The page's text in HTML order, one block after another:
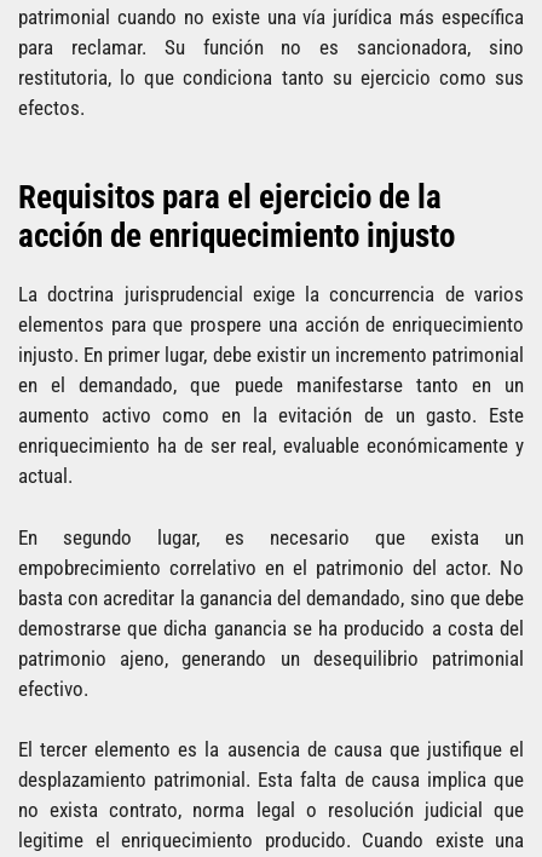
patrimonial cuando no existe una vía jurídica más específica
para reclamar. Su función no es sancionadora, sino
restitutoria, lo que condiciona tanto su ejercicio como sus
efectos.
Requisitos para el ejercicio de la
acción de enriquecimiento injusto
La doctrina jurisprudencial exige la concurrencia de varios
elementos para que prospere una acción de enriquecimiento
injusto. En primer lugar, debe existir un incremento patrimonial
en el demandado, que puede manifestarse tanto en un
aumento activo como en la evitación de un gasto. Este
enriquecimiento ha de ser real, evaluable económicamente y
actual.
En segundo lugar, es necesario que exista un
empobrecimiento correlativo en el patrimonio del actor. No
basta con acreditar la ganancia del demandado, sino que debe
demostrarse que dicha ganancia se ha producido a costa del
patrimonio ajeno, generando un desequilibrio patrimonial
efectivo.
El tercer elemento es la ausencia de causa que justifique el
desplazamiento patrimonial. Esta falta de causa implica que
no exista contrato, norma legal o resolución judicial que
legitime el enriquecimiento producido. Cuando existe una